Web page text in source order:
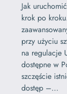
Jak
krok po
przy użyciu
na regulacje
dostępne w
szczęście
dostęp –…